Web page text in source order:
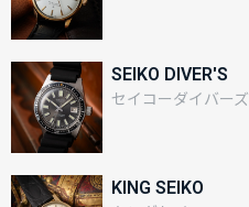
SEIKO DIVER'S
セイコーダイバーズ
KING SEIKO